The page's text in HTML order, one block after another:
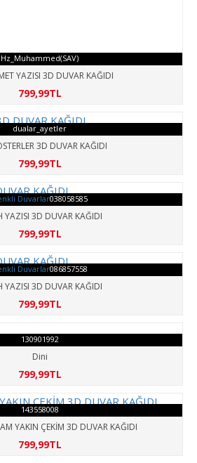
Hz_Muhammed(SAV)
YAZISI 3D DUVAR KAĞIDI
799,99TL
dualar_ayetler
3D DUVAR KAĞIDI
799,99TL
Duvarlar038058585
YAZISI 3D DUVAR KAĞIDI
799,99TL
Duvarlar086857558
YAZISI 3D DUVAR KAĞIDI
799,99TL
130901992
Dini
799,99TL
143558008
YAKIN ÇEKİM 3D DUVAR KAĞIDI
799,99TL